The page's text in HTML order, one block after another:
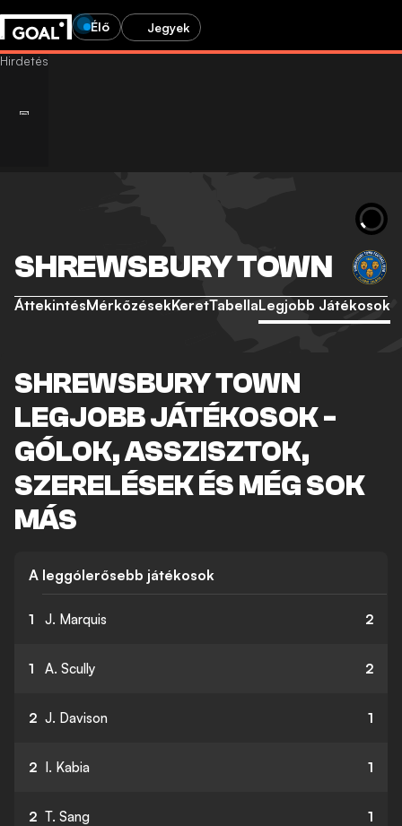
Élő Jegyek
SHREWSBURY TOWN
ÁttekintésMérkőzésekKeretTabellaLegjobb Játékosok
SHREWSBURY TOWN
LEGJOBB JÁTÉKOSOK -
GÓLOK, ASSZISZTOK,
SZERELÉSEK ÉS MÉG SOK
MÁS
A leggólerősebb játékosok
1 J. Marquis 2
1 A. Scully 2
2 J. Davison 1
2 I. Kabia 1
2 T. Sang 1